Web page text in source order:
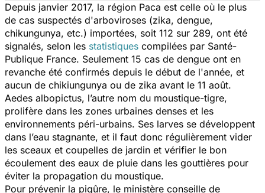
Depuis janvier 2017, la région Paca est celle où le plus
de cas suspectés d'arboviroses (zika, dengue,
chikungunya, etc.) importées, soit 112 sur 289, ont été
signalés, selon les statistiques compilées par Santé-
Publique France. Seulement 15 cas de dengue ont en
revanche été confirmés depuis le début de l'année, et
aucun de chikiungunya ou de zika avant le 11 août.
Aedes albopictus, l’autre nom du moustique-tigre,
prolifère dans les zones urbaines denses et les
environnements péri-urbains. Ses larves se développent
dans l’eau stagnante, et il faut donc régulièrement vider
les sceaux et coupelles de jardin et vérifier le bon
écoulement des eaux de pluie dans les gouttières pour
éviter la propagation du moustique.
Pour prévenir la piqûre, le ministère conseille de